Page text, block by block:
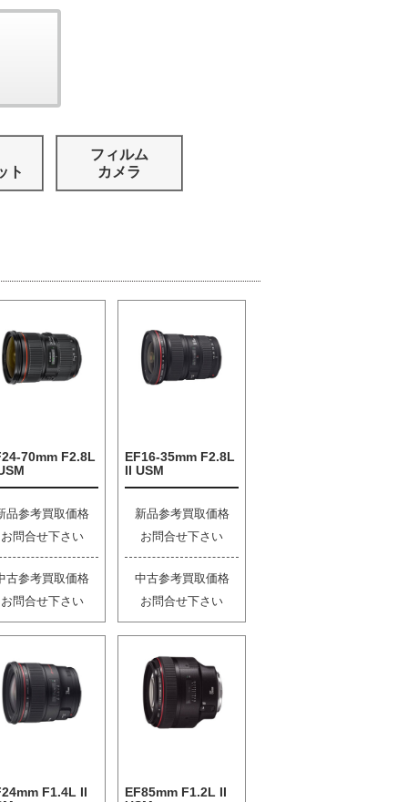
ト
フィルム
カメラ
70mm F2.8L
品参考買取価格
お問合せ下さい
古参考買取価格
お問合せ下さい
EF16-35mm F2.8L
II USM
新品参考買取価格
お問合せ下さい
中古参考買取価格
お問合せ下さい
F1.4L II
EF85mm F1.2L II